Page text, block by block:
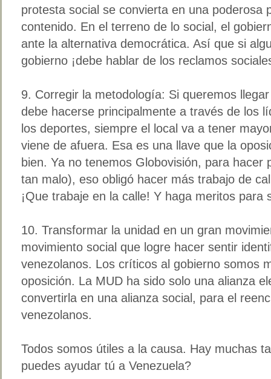
protesta social se convierta en una poderosa
contenido. En el terreno de lo social, el
ante la alternativa democrática. Así que si
gobierno ¡debe hablar de los reclamos
9. Corregir la metodología: Si queremos
debe hacerse principalmente a través de los
los deportes, siempre el local va a tener
viene de afuera. Esa es una llave que la
bien. Ya no tenemos Globovisión, para hacer
tan malo), eso obligó hacer más trabajo de
¡Que trabaje en la calle! Y haga meritos para
10. Transformar la unidad en un gran
movimiento social que logre hacer sentir
venezolanos. Los críticos al gobierno somos
oposición. La MUD ha sido solo una alianza
convertirla en una alianza social, para el
venezolanos.
Todos somos útiles a la causa. Hay muchas
puedes ayudar tú a Venezuela?